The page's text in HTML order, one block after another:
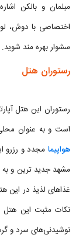
مبلمان و بالکن
اختصاصی با دوش،
سشوار بهره مند شوید.
رستوران هتل
است و به عنوان
هواپیما مجدد و رزرو
مشهد جدید ترین و
غذاهای لذیذ در این
نکات مثبت این هتل
نوشیدنی‌های سرد و